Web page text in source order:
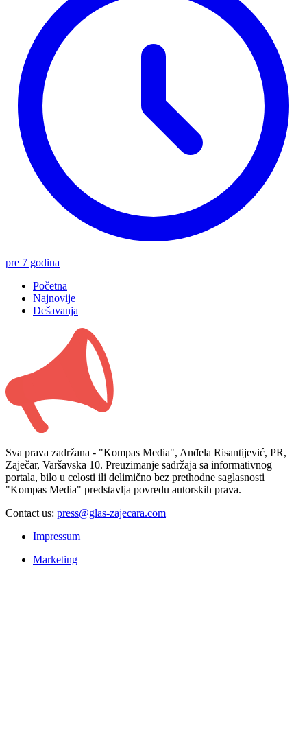
pre 7 godina
Početna
Najnovije
Dešavanja
Sva prava zadržana - "Kompas Media", Anđela Risantijević, PR,
Zaječar, Varšavska 10. Preuzimanje sadržaja sa informativnog
portala, bilo u celosti ili delimično bez prethodne saglasnosti
"Kompas Media" predstavlja povredu autorskih prava.
Contact us: press@glas-zajecara.com
Impressum
Marketing